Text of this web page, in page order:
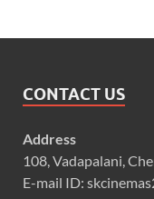
CONTACT US
Address
108, Vadapalani,
E-mail ID: